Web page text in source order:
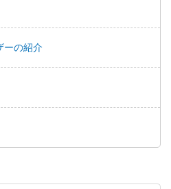
ーの紹介